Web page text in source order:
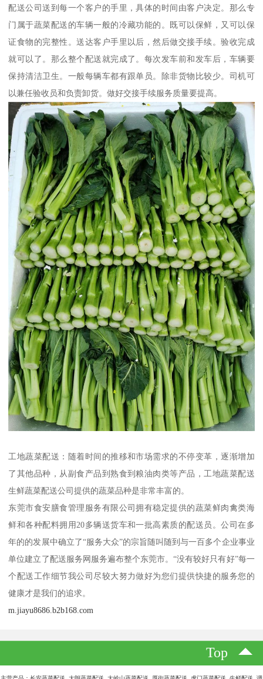
配送公司送到每一个客户的手里，具体的时间由客户决定。那么专
门属于蔬菜配送的车辆一般的冷藏功能的。既可以保鲜，又可以保
证食物的完整性。送达客户手里以后，然后做交接手续。验收完成
就可以了。那么整个配送就完成了。每次发车前和发车后，车辆要
保持清洁卫生。一般每辆车都有跟单员。除非货物比较少。司机可
以兼任验收员和负责卸货。做好交接手续服务质量要提高。
工地蔬菜配送：随着时间的推移和市场需求的不停变革，逐渐增加
了其他品种，从副食产品到熟食到粮油肉类等产品，工地蔬菜配送
生鲜蔬菜配送公司提供的蔬菜品种是非常丰富的。
东莞市食安膳食管理服务有限公司拥有稳定提供的蔬菜鲜肉禽类海
鲜和各种配料拥用20多辆送货车和一批高素质的配送员。公司在多
年的的发展中确立了“服务大众”的宗旨随叫随到与一百多个企业事业
单位建立了配送服务网服务遍布整个东莞市。“没有较好只有好”每一
个配送工作细节我公司尽较大努力做好为您们提供快捷的服务您的
健康才是我们的追求。
m.jiayu8686.b2b168.com
Top